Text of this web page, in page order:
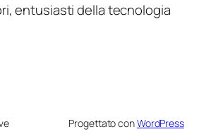
entusiasti della tecnologia
Progettato conWordPress